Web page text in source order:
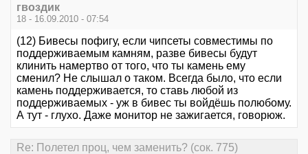
гвоздик
18 - 16.09.2010 - 07:54
(12) Бивесы пофигу, если чипсеты совместимы по
поддерживаемым камням, разве бивесы будут
клинить намертво от того, что ты камень ему
сменил? Не слышал о таком. Всегда было, что если
камень поддерживается, то ставь любой из
поддерживаемых - уж в бивес ты войдёшь полюбому.
А тут - глухо. Даже монитор не зажигается, говорюж.
Re: Полетел проц, чем заменить? (сок. 775)